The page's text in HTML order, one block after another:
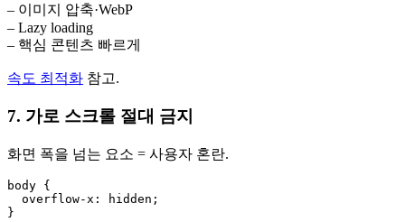
– 이미지 압축·WebP
– Lazy loading
– 핵심 콘텐츠 빠르게
속도 최적화 참고.
7. 가로 스크롤 절대 금지
화면 폭을 넘는 요소 = 사용자 혼란.
body {
  overflow-x: hidden;